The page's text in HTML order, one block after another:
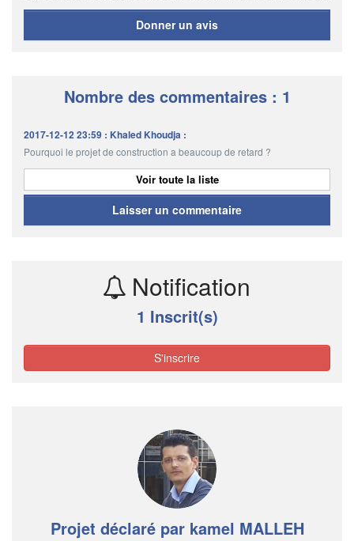
Donner un avis
Nombre des commentaires : 1
2017-12-12 23:59 : Khaled Khoudja :
Pourquoi le projet de construction a beaucoup de retard ?
Voir toute la liste
Laisser un commentaire
Notification
1 Inscrit(s)
S'inscrire
Projet déclaré par kamel MALLEH